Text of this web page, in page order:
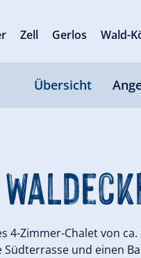
Übersicht
Zimmer-Chalet von ca.
und einen
Zell Gerlos Wald-